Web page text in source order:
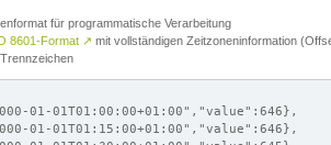
für programmatische Verarbeitung
8601-Format ↗ mit vollständigen Zeitzoneninformation
01-01T01:00:00+01:00","value":646},
01-01T01:15:00+01:00","value":646},